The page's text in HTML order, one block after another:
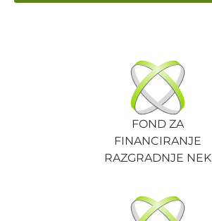
FOND ZA
FINANCIRANJE
RAZGRADNJE NEK